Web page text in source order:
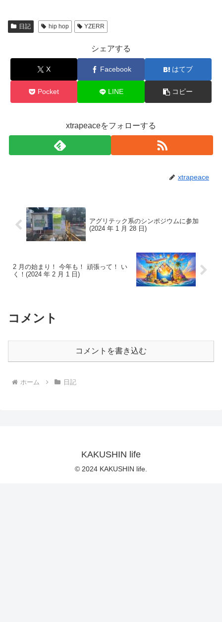
日記 hip hop YZERR
シェアする
X Facebook はてブ
Pocket LINE コピー
xtrapeaceをフォローする
xtrapeace
アグリテック系のシンポジウムに参加
(2024 年 1 月 28 日)
2 月の始まり！ 今年も！ 頑張って！ い
く！(2024 年 2 月 1 日)
コメント
コメントを書き込む
ホーム 日記
KAKUSHIN life
© 2024 KAKUSHIN life.